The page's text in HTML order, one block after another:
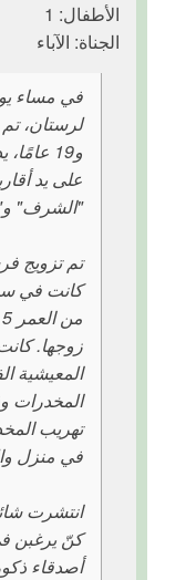
الأطفال: 1
الجناة: الآباء
و19
على يد
"الشرف"
تم تزويج
زوجها.
المعيشية
المخدرات
تهريب
في منزل
انتشرت
كنّ يرغبن
أصدقاء